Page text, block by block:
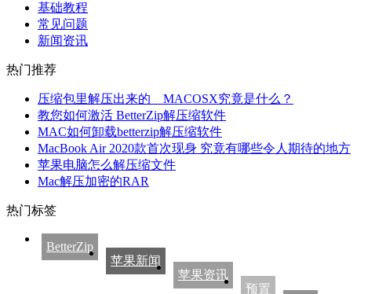
基础教程
常见问题
新闻资讯
热门推荐
压缩包里解压出来的__MACOSX究竟是什么？
教您如何激活 BetterZip解压缩软件
MAC如何卸载betterzip解压缩软件
MacBook Air 2020款首次现身 究竟有哪些令人期待的地方
苹果电脑怎么解压缩文件
Mac解压加密的RAR
热门标签
BetterZip
苹果新闻
苹果资讯
预置